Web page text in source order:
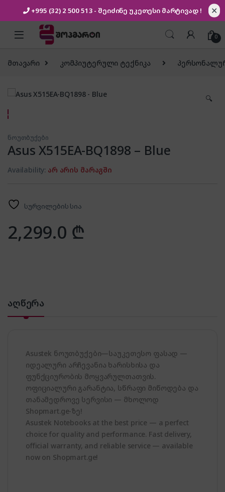
+995 (32) 2 500 513 - შეიძინე უკეთესი მარტივად ! ✕
Skip to navigation
Skip to content
0
მთავარი კომპიუტერული ტექნიკა
🔍
ნოუთბუქები
Asus X515EA-BQ1898 – Blue
Availability: არ არის მარაგში
სურვილების სია
2,299.0 ₾
აღწერა
Asustek ნოუთბუქები—საუკეთესო ფასად —
იდეალური არჩევანია ხარისხისა და
ფუნქციურობის მოყვარულთათვის.
ოფიციალური გარანტია, სწრაფი მიწოდება და
თანამედროვე სერვისი — მხოლოდ
Shopmart.ge-ზე!
Asustek Notebooks at the best price — a perfect
choice for quality and performance. Fast delivery,
official warranty, and reliable service — available
now on Shopmart.ge!